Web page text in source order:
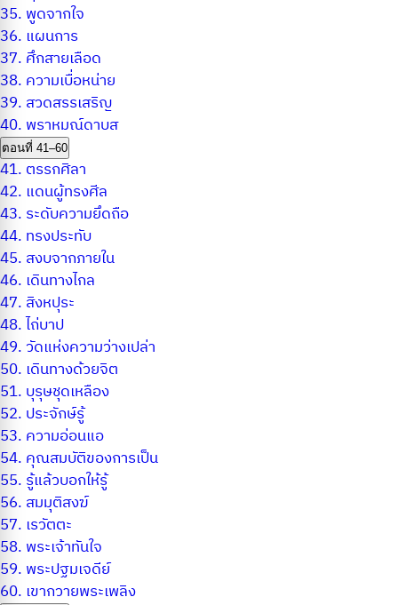
35. พูดจากใจ
36. แผนการ
37. ศึกสายเลือด
38. ความเบื่อหน่าย
39. สวดสรรเสริญ
40. พราหมณ์ดาบส
ตอนที่ 41–60
41. ตรรกศิลา
42. แดนผู้ทรงศีล
43. ระดับความยึดถือ
44. ทรงประทับ
45. สงบจากภายใน
46. เดินทางไกล
47. สิงหปุระ
48.ไถ่บาป
49.วัดแห่งความว่างเปล่า
50. เดินทางด้วยจิต
51. บุรุษชุดเหลือง
52. ประจักษ์รู้
53. ความอ่อนแอ
54. คุณสมบัติของการเป็น
55. รู้แล้วบอกให้รู้
56. สมมุติสงฆ์
57. เรวัตตะ
58. พระเจ้าทันใจ
59. พระปฐมเจดีย์
60. เขากวายพระเพลิง